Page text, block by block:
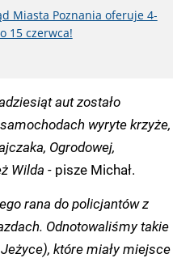
Miasta Poznania oferuje 4-
15 czerwca!
aut zostało
wyryte krzyże,
Ogrodowej,
Wilda -pisze Michał.
rana do policjantów z
Odnotowaliśmy takie
które miały miejsce